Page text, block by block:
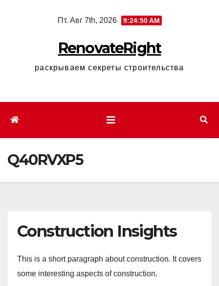
Пт. Авг 7th, 2026 9:24:51 AM
RenovateRight
раскрываем секреты строительства
Q40RVXP5
Construction Insights
This is a short paragraph about construction. It covers
some interesting aspects of construction.